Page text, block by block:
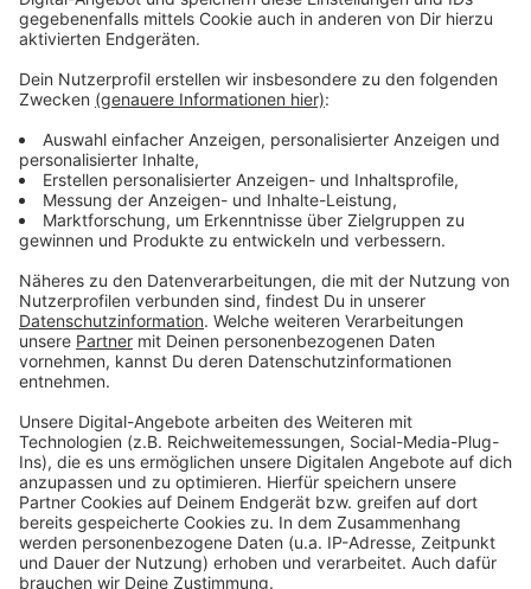
Wir benötigen Ihre
Zustimmung, um den YouTube
Video-Service zu laden!
Wir verwenden einen Service eines
Drittanbieters, um Videoinhalte
einzubetten. Dieser Service kann
Daten zu Ihren Aktivitäten
sammeln. Bitte lesen Sie die
Details durch und stimmen Sie der
Nutzung des Service zu, um dieses
Video anzusehen.
Mehr Informationen
Akzeptieren
powered byUsercentrics Consent
Management Platform
Mit viel Lipgloss, einem Sack voll bunter Kleider und
neues Leben an.
Anzeige
©Copyright: Netflix